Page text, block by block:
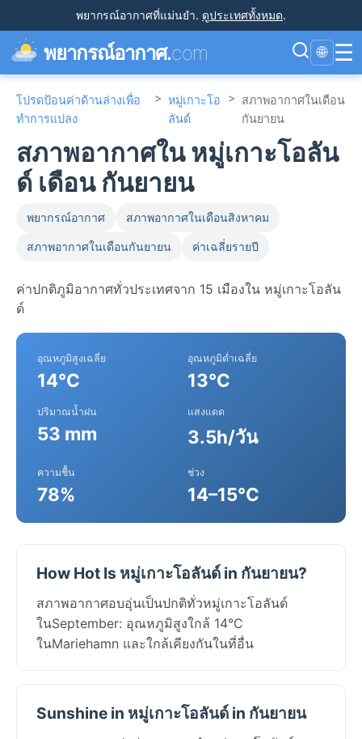
พยากรณ์อากาศที่แม่นยำ. ดูประเทศทั้งหมด.
พยากรณ์อากาศ.com 🌐 ☰
โปรดป้อนค่าด้านล่างเพื่อ
ทำการแปลง
> หมู่เกาะโอ
ลันด์
> สภาพอากาศในเดือน
กันยายน
สภาพอากาศใน หมู่เกาะโอลัน
ด์ เดือน กันยายน
พยากรณ์อากาศ สภาพอากาศในเดือนสิงหาคม
สภาพอากาศในเดือนกันยายน ค่าเฉลี่ยรายปี
ค่าปกติภูมิอากาศทั่วประเทศจาก 15 เมืองใน หมู่เกาะโอลัน
ด์
อุณหภูมิสูงเฉลี่ย
14°C
อุณหภูมิต่ำเฉลี่ย
13°C
ปริมาณน้ำฝน
53 mm
แสงแดด
3.5h/วัน
ความชื้น
78%
ช่วง
14–15°C
How Hot Is หมู่เกาะโอลันด์ in กันยายน?
สภาพอากาศอบอุ่นเป็นปกติทั่วหมู่เกาะโอลันด์
ในSeptember: อุณหภูมิสูงใกล้ 14°C
ในMariehamn และใกล้เคียงกันในที่อื่น
Sunshine in หมู่เกาะโอลันด์ in กันยายน